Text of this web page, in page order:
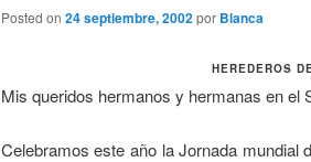
Posted on 24 septiembre, 2002por Blanca
HEREDEROS
Mis queridos hermanos y hermanas en el
Celebramos este año la Jornada mundial